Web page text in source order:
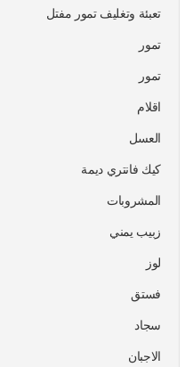
تعبئة وتغليف تمور مفتل
تمور
تمور
اقلام
العسل
كيك فانتري ديمة
المشروبات
زبيب يمني
لوز
فستق
سجاد
الاجبان